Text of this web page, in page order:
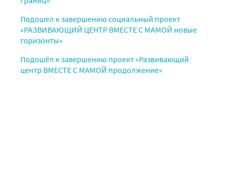
Подошел к завершению социальный проект
«РАЗВИВАЮЩИЙ ЦЕНТР ВМЕСТЕ С МАМОЙ новые
горизонты»
Подошёл к завершению проект «Развивающий
центр ВМЕСТЕ С МАМОЙ продолжение»